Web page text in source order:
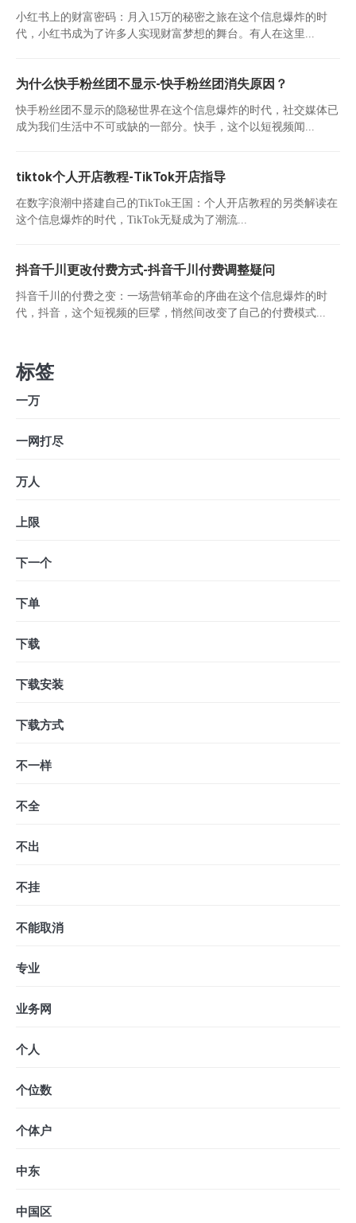
小红书上的财富密码：月入15万的秘密之旅在这个信息爆炸的时
代，小红书成为了许多人实现财富梦想的舞台。有人在这里...
为什么快手粉丝团不显示-快手粉丝团消失原因？
快手粉丝团不显示的隐秘世界在这个信息爆炸的时代，社交媒体已
成为我们生活中不可或缺的一部分。快手，这个以短视频闻...
tiktok个人开店教程-TikTok开店指导
在数字浪潮中搭建自己的TikTok王国：个人开店教程的另类解读在
这个信息爆炸的时代，TikTok无疑成为了潮流...
抖音千川更改付费方式-抖音千川付费调整疑问
抖音千川的付费之变：一场营销革命的序曲在这个信息爆炸的时
代，抖音，这个短视频的巨擘，悄然间改变了自己的付费模式...
标签
一万
一网打尽
万人
上限
下一个
下单
下载
下载安装
下载方式
不一样
不全
不出
不挂
不能取消
专业
业务网
个人
个位数
个体户
中东
中国区